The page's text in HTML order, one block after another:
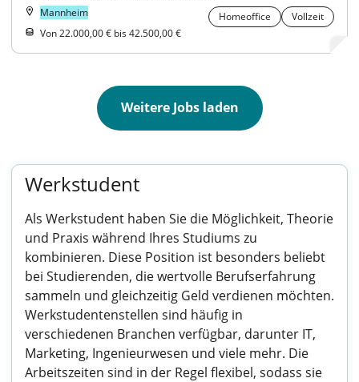
Mannheim Homeoffice
Vollzeit
Von 22.000,00 € bis 42.500,00 €
Weitere Jobs laden
Werkstudent
Als Werkstudent haben Sie die Möglichkeit, Theorie
und Praxis während Ihres Studiums zu
kombinieren. Diese Position ist besonders beliebt
bei Studierenden, die wertvolle Berufserfahrung
sammeln und gleichzeitig Geld verdienen möchten.
Werkstudentenstellen sind häufig in
verschiedenen Branchen verfügbar, darunter IT,
Marketing, Ingenieurwesen und viele mehr. Die
Arbeitszeiten sind in der Regel flexibel, sodass sie